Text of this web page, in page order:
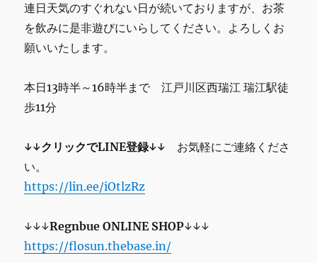
ま
で
時
時
連日天気のすぐれない日が続いておりますが、お茶
を飲みに是非遊びにいらしてください。よろしくお
願いいたします。
本日13時半～16時半まで 江戸川区西瑞江 瑞江駅徒
歩11分
↓↓クリックでLINE登録↓↓ お気軽にご連絡くださ
い。
https://lin.ee/iOtlzRz
↓↓↓RegnbueONLINE SHOP↓↓↓
https://flosun.thebase.in/